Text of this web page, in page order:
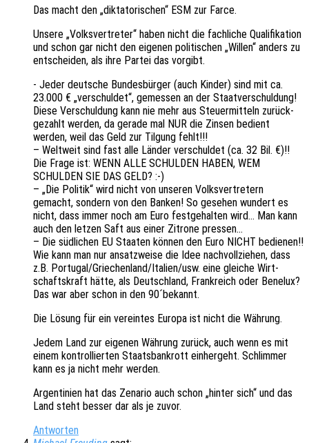
Das macht den „dikta­to­ri­schen“ ESM zur Farce.
Unsere „Volks­ver­tre­ter“ haben nicht die fach­li­che Quali­fi­ka­ti­on
und schon gar nicht den eige­nen poli­ti­schen „Willen“ anders zu
entschei­den, als ihre Partei das vorgibt.
- Jeder deut­sche Bundes­bür­ger (auch Kinder) sind mit ca.
23.000 € „verschul­det“, gemes­sen an der Staat­ver­schul­dung!
Diese Verschul­dung kann nie mehr aus Steu­er­mit­teln zurück­
ge­zahlt werden, da gerade mal NUR die Zinsen bedient
werden, weil das Geld zur Tilgung fehlt!!!
– Welt­weit sind fast alle Länder verschul­det (ca. 32 Bil. €)!!
Die Frage ist: WENN ALLE SCHULDEN HABEN, WEM
SCHULDEN SIE DAS GELD? :-)
– „Die Poli­tik“ wird nicht von unse­ren Volks­ver­tre­tern
gemacht, sondern von den Banken! So gese­hen wundert es
nicht, dass immer noch am Euro fest­ge­hal­ten wird… Man kann
auch den letzen Saft aus einer Zitro­ne pressen…
– Die südli­chen EU Staa­ten können den Euro NICHT bedie­nen!!
Wie kann man nur ansatz­wei­se die Idee nach­voll­zie­hen, dass
z.B. Portugal/Griechenland/Italien/usw. eine glei­che Wirt­
schafts­kraft hätte, als Deutsch­land, Frank­reich oder Bene­lux?
Das war aber schon in den 90´bekannt.
Die Lösung für ein verein­tes Europa ist nicht die Währung.
Jedem Land zur eige­nen Währung zurück, auch wenn es mit
einem kontrol­lier­ten Staats­bank­rott einher­geht. Schlim­mer
kann es ja nicht mehr werden.
Argen­ti­ni­en hat das Zena­rio auch schon „hinter sich“ und das
Land steht besser dar als je zuvor.
Antworten